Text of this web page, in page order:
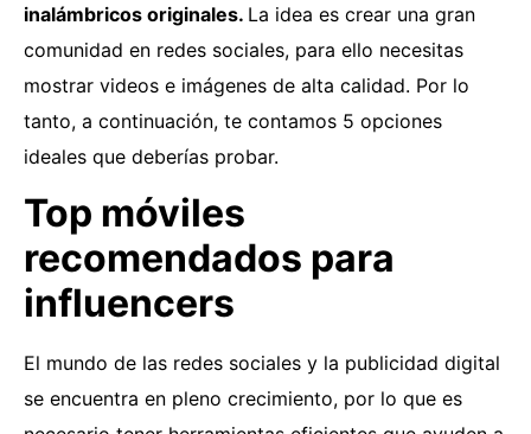
inalámbricos originales. La idea es crear una gran
comunidad en redes sociales, para ello necesitas
mostrar videos e imágenes de alta calidad. Por lo
tanto, a continuación, te contamos 5 opciones
ideales que deberías probar.
Top móviles
recomendados para
influencers
El mundo de las redes sociales y la publicidad digital
se encuentra en pleno crecimiento, por lo que es